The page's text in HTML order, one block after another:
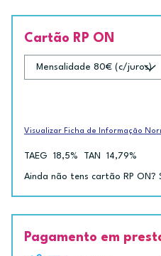
Cartão RP ON
Visualizar Ficha de Informação
TAEG 18,5% TAN 14,79%
Ainda não tens cartão RP ON?
Pagamento em